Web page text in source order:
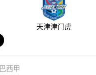
天津津门虎
巴西甲